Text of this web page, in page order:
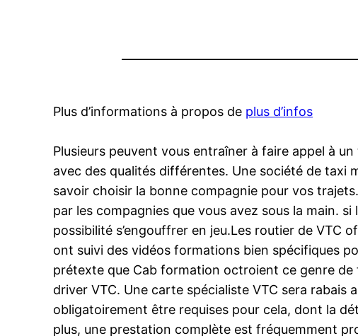
Plus d’informations à propos de plus d’infos
Plusieurs peuvent vous entraîner à faire appel à
avec des qualités différentes. Une société de
savoir choisir la bonne compagnie pour vos
par les compagnies que vous avez sous la main.
possibilité s’engouffrer en jeu.Les routier de VTC
ont suivi des vidéos formations bien spécifiques
prétexte que Cab formation octroient ce genre
driver VTC. Une carte spécialiste VTC sera
obligatoirement être requises pour cela, dont la
plus, une prestation complète est fréquemment